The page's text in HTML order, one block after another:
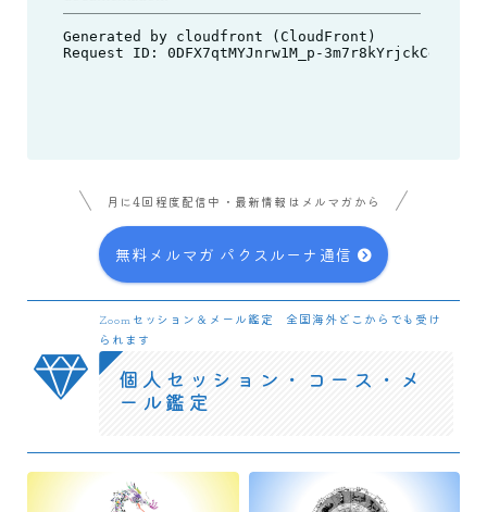
月に4回程度配信中・最新情報はメルマガから
無料メルマガ パクスルーナ通信
Zoomセッション＆メール鑑定 全国海外どこからでも受け
られます
個人セッション・コース・メ
ール鑑定